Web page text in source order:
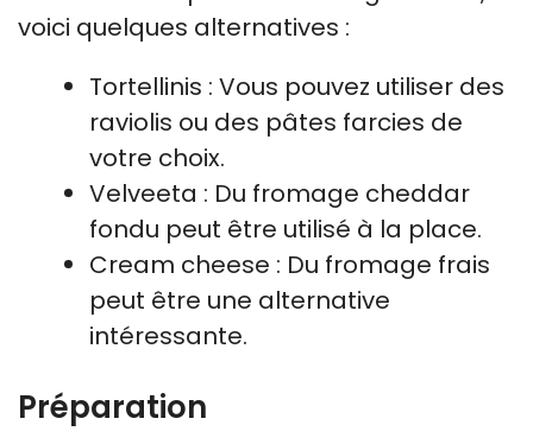
voici quelques alternatives :
Tortellinis : Vous pouvez utiliser des
raviolis ou des pâtes farcies de
votre choix.
Velveeta : Du fromage cheddar
fondu peut être utilisé à la place.
Cream cheese : Du fromage frais
peut être une alternative
intéressante.
Préparation